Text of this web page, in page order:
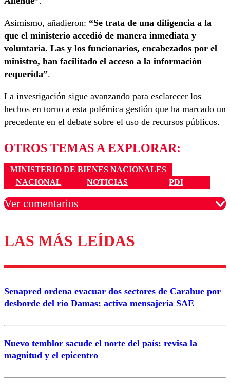
Asimismo, añadieron: “Se trata de una diligencia a la
que el ministerio accedió de manera inmediata y
voluntaria. Las y los funcionarios, encabezados por el
ministro, han facilitado el acceso a la información
requerida”.
La investigación sigue avanzando para esclarecer los
hechos en torno a esta polémica gestión que ha marcado un
precedente en el debate sobre el uso de recursos públicos.
OTROS TEMAS A EXPLORAR:
MINISTERIO DE BIENES NACIONALES
NACIONAL
NOTICIAS PDI
Ver comentarios
Los comentarios son moderados para garantizar un
diálogo respetuoso.
Correo
LAS MÁS LEÍDAS
Senapred ordena evacuar dos sectores de Carahue por
desborde del río Damas: activa mensajería SAE
Nuevo temblor sacude el norte del país: revisa la
magnitud y el epicentro